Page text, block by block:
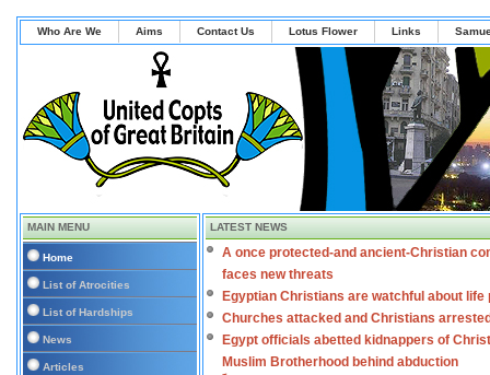
Who Are We Aims Contact Us Lotus Flower Links
MAIN MENU
Home
List of Atrocities
List of Hardships
News
Articles
LATEST NEWS
A once protected-and ancient-Christian
faces new threats
Egyptian Christians are watchful about life
Churches attacked and Christians
Egypt officials abetted kidnappers of
Muslim Brotherhood behind abduction